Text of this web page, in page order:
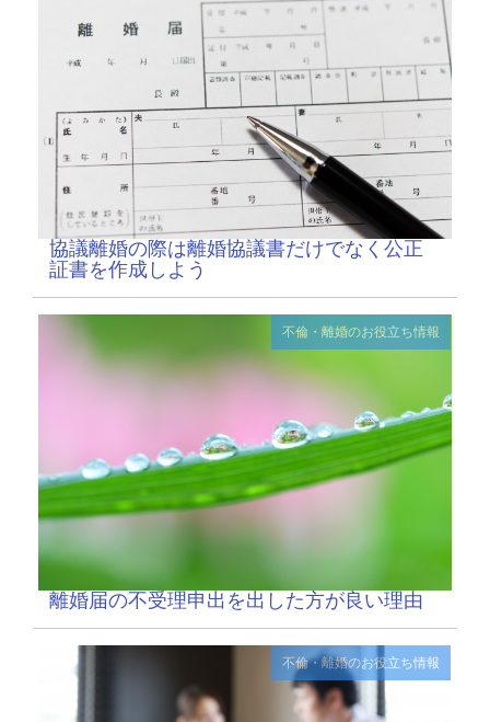
協議離婚の際は離婚協議書だけでなく公正
証書を作成しよう
不倫・離婚のお役立ち情報
離婚届の不受理申出を出した方が良い理由
不倫・離婚のお役立ち情報